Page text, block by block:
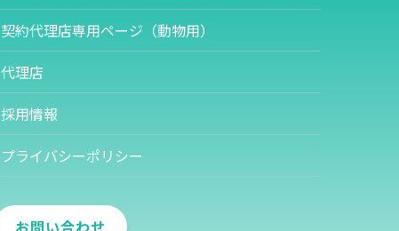
契約代理店専用ページ（動物用）
代理店
採用情報
プライバシーポリシー
お問い合わせ